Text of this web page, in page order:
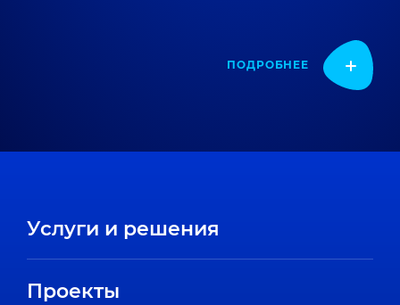
ПОДРОБНЕЕ
Услуги и решения
Проекты